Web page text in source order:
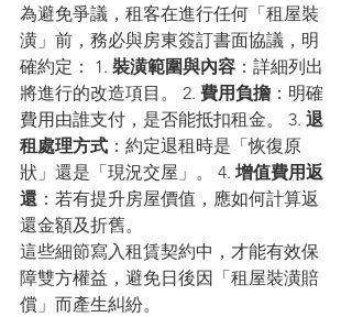
為避免爭議，租客在進行任何「租屋裝
潢」前，務必與房東簽訂書面協議，明
確約定： 1. 裝潢範圍與內容 ：詳細列出
將進行的改造項目。 2. 費用負擔 ：明確
費用由誰支付，是否能抵扣租金。 3. 退
租處理方式 ：約定退租時是「恢復原
狀」還是「現況交屋」。 4. 增值費用返
還 ：若有提升房屋價值，應如何計算返
還金額及折舊。
這些細節寫入租賃契約中，才能有效保
障雙方權益，避免日後因「租屋裝潢賠
償」而產生糾紛。